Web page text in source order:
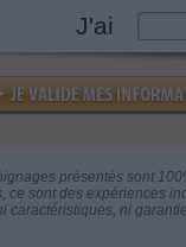
J'ai
présentés sont
ce sont des expériences
caractéristiques, ni